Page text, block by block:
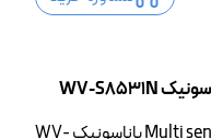
قیمت و خرید دوربین تحت شبکه Multi sensor پاناسونیک WV-